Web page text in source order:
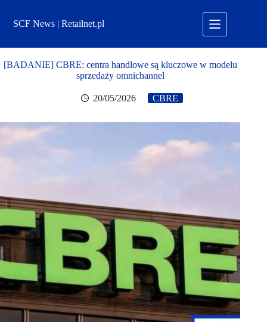
treściSCF News | Retailnet.pl
[BADANIE] CBRE: centra handlowe są kluczowe w modelu
sprzedaży omnichannel
20/05/2026 CBRE